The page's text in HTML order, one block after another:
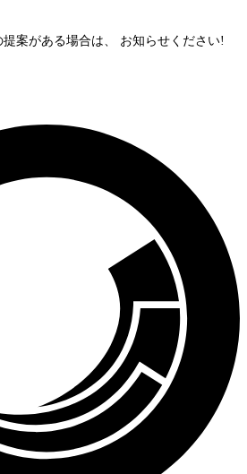
案がある場合は、 お知らせください!